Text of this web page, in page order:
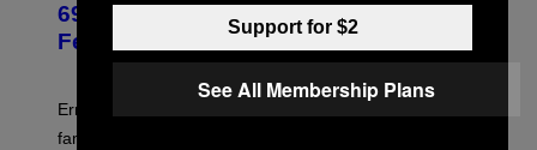
69 Years Ago, Abbott and Costello’s
Feud Took a Very NSFW Turn
Errol Flynn claimed an obscene film shown to Costello’s
family deepened the comedy duo’s legendary final
Support for $2
See All Membership Plans